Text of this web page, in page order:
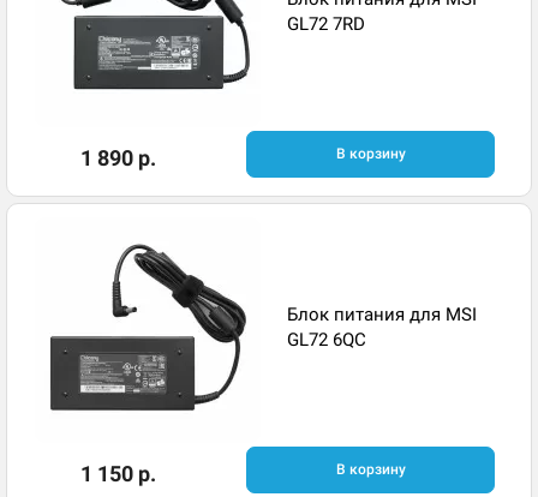
GL72 7RD
1 890 р. В корзину
Блок питания для MSI
GL72 6QC
1 150 р. В корзину